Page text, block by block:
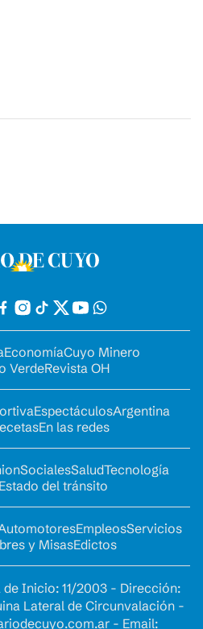
EconomíaCuyo Minero
VerdeRevista OH
EspectáculosArgentina
En las redes
SocialesSaludTecnología
Estado del tránsito
EmpleosServicios
y MisasEdictos
Inicio: 11/2003 - Dirección:
Lateral de Circunvalación -
- Email: